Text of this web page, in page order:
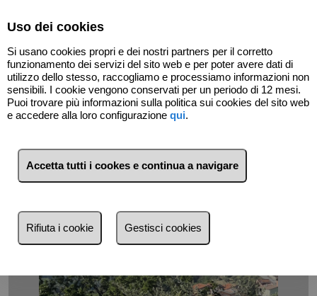
Indietro
Uso dei cookies
Si usano cookies propri e dei nostri partners per il corretto
funzionamento dei servizi del sito web e per poter avere dati di
utilizzo dello stesso, raccogliamo e processiamo informazioni non
sensibili. I cookie vengono conservati per un periodo di 12 mesi.
Puoi trovare più informazioni sulla politica sui cookies del sito web
e accedere alla loro configurazione qui.
Accetta tutti i cookes e continua a navigare
Rifiuta i cookie Gestisci cookies